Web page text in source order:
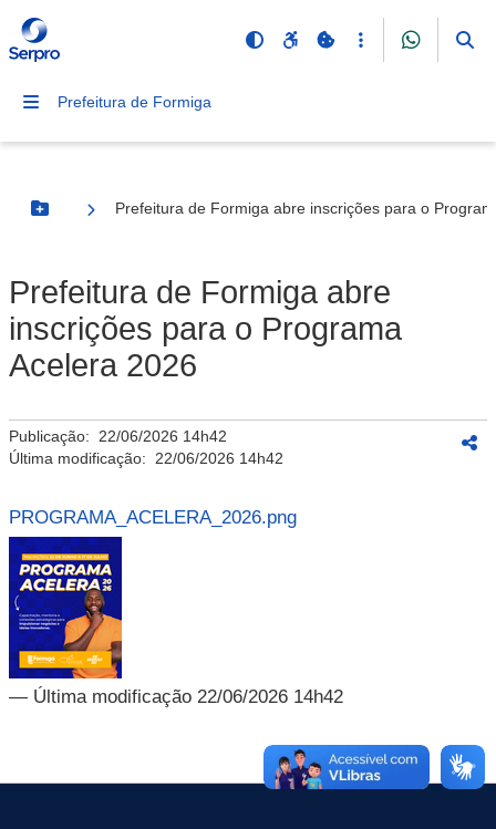
Prefeitura de Formiga
Botão Menu
Prefeitura de Formiga abre inscrições para o
Prefeitura de Formiga abre
inscrições para o Programa
Acelera 2026
Publicação: 22/06/2026 14h42
Última modificação: 22/06/2026 14h42
PROGRAMA_ACELERA_2026.png
— Última modificação 22/06/2026 14h42